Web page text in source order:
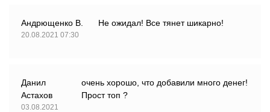
Андрющенко В.
20.08.2021 07:30
Не ожидал! Все тянет шикарно!
Данил
Астахов
03.08.2021
очень хорошо, что добавили много денег!
Прост топ ?